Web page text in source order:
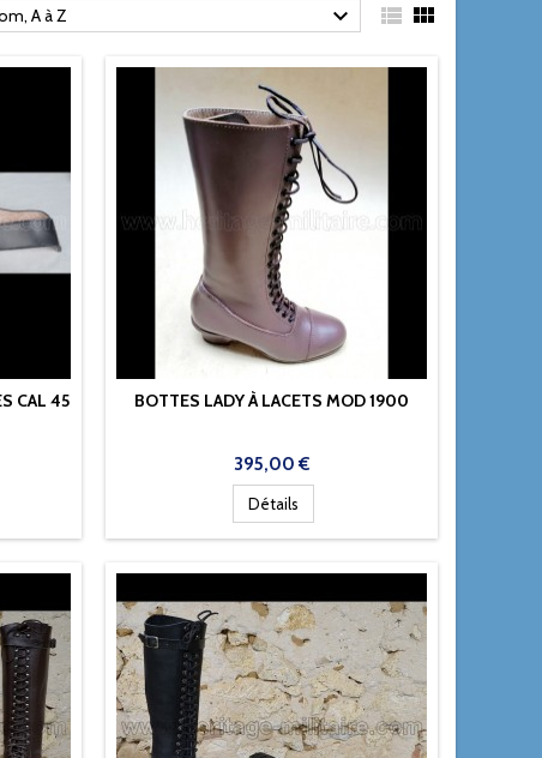
A à Z   
CAL 45
BOTTES LADY À LACETS MOD 1900
Prix
395,00 €
Détails